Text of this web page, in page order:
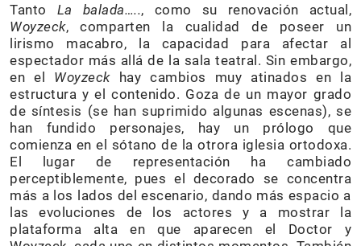
Tanto La balada….., como su renovación actual,
Woyzeck, comparten la cualidad de poseer un
lirismo macabro, la capacidad para afectar al
espectador más allá de la sala teatral. Sin embargo,
en el Woyzeck hay cambios muy atinados en la
estructura y el contenido. Goza de un mayor grado
de síntesis (se han suprimido algunas escenas), se
han fundido personajes, hay un prólogo que
comienza en el sótano de la otrora iglesia ortodoxa.
El lugar de representación ha cambiado
perceptiblemente, pues el decorado se concentra
más a los lados del escenario, dando más espacio a
las evoluciones de los actores y a mostrar la
plataforma alta en que aparecen el Doctor y